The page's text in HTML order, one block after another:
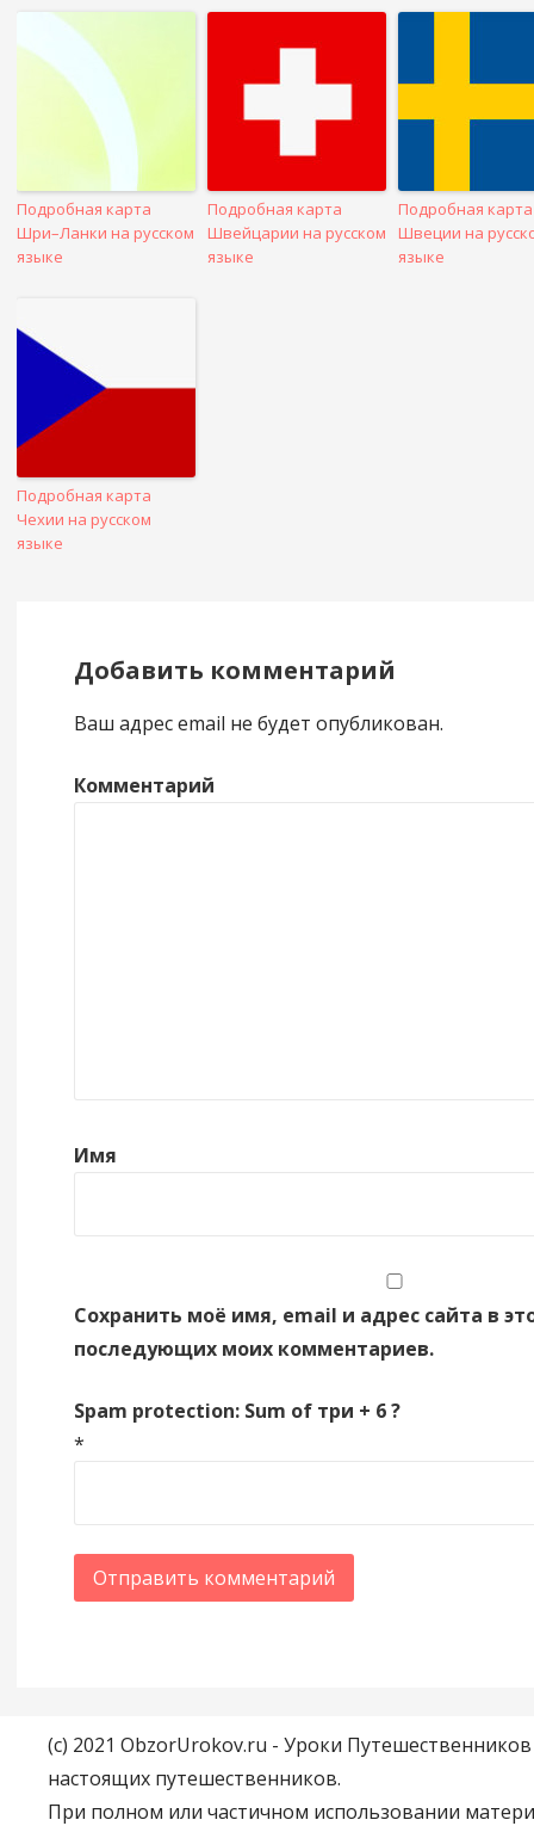
посте
Подробная карта
Шри–Ланки на русском
языке
Подробная карта
Швейцарии на русском
языке
Подробная карта
Швеции на
языке
Подробная карта
Чехии на русском
языке
Добавить комментарий
Ваш адрес email не будет опубликован.
Комментарий
Имя
Сохранить моё имя, email и адрес сайта в
последующих моих комментариев.
Spam protection: Sum of три + 6 ?
*
(c) 2021 ObzorUrokov.ru - Уроки
настоящих путешественников.
При полном или частичном использовании